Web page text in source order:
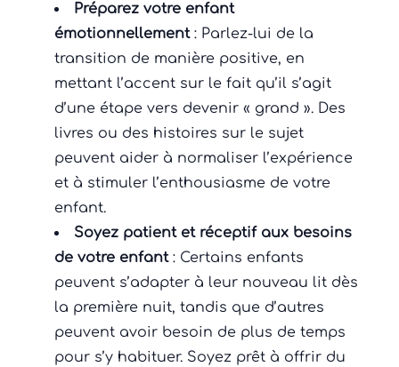
Préparez votre enfant
émotionnellement : Parlez-lui de la
transition de manière positive, en
mettant l’accent sur le fait qu’il s’agit
d’une étape vers devenir « grand ». Des
livres ou des histoires sur le sujet
peuvent aider à normaliser l’expérience
et à stimuler l’enthousiasme de votre
enfant.
Soyez patient et réceptif aux besoins
de votre enfant : Certains enfants
peuvent s’adapter à leur nouveau lit dès
la première nuit, tandis que d’autres
peuvent avoir besoin de plus de temps
pour s’y habituer. Soyez prêt à offrir du